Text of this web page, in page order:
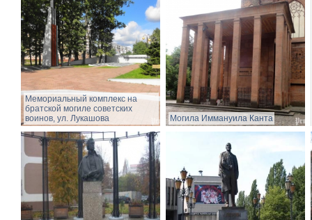
Мемориальный комплекс на
братской могиле советских
воинов, ул. Лукашова
Могила Иммануила Канта